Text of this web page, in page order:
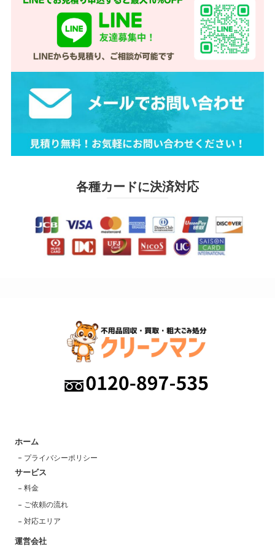
各種カードに決済対応
ホーム
プライバシーポリシー
サービス
料金
ご依頼の流れ
対応エリア
運営会社